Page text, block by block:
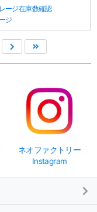
ージ在庫数確認
ジ
ネオファクトリー
Instagram